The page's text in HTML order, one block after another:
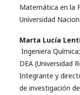
Matemática en la
Universidad
Marta Lucía
Ingeniera
DEA (Universidad
Integrante y
de investigación